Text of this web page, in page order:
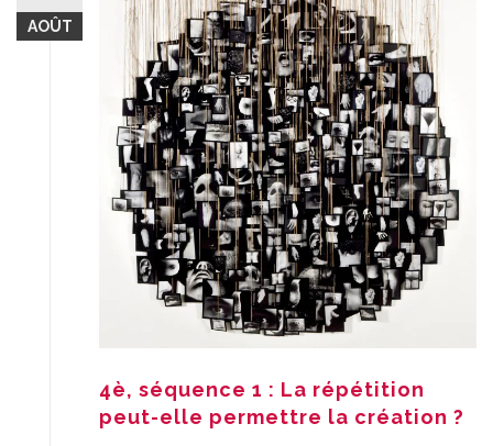
AOÛT
4è, séquence 1 : La répétition
peut-elle permettre la création ?